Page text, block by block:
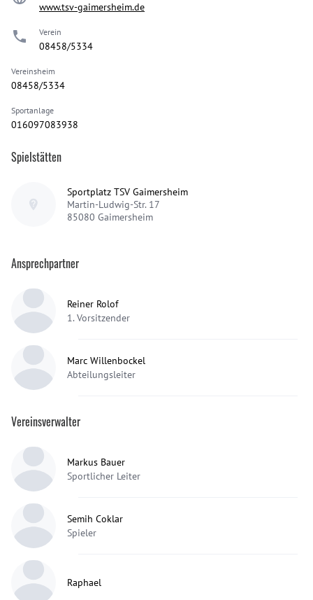
www.tsv-gaimersheim.de
Verein
08458/5334
Vereinsheim
08458/5334
Sportanlage
016097083938
Spielstätten
Sportplatz TSV Gaimersheim
Martin-Ludwig-Str. 17
85080 Gaimersheim
Ansprechpartner
Reiner Rolof
1. Vorsitzender
Marc Willenbockel
Abteilungsleiter
Vereinsverwalter
Markus Bauer
Sportlicher Leiter
Semih Coklar
Spieler
Raphael